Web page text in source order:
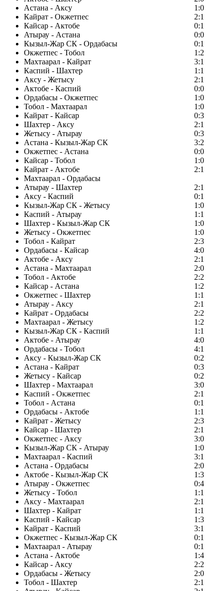
Астана - Аксу
1:0
Кайрат - Окжетпес
2:1
Кайсар - Актобе
0:1
Атырау - Астана
0:0
Кызыл-Жар СК - Ордабасы
0:1
Окжетпес - Тобол
1:2
Махтаарал - Кайрат
3:1
Каспий - Шахтер
1:1
Аксу - Жетысу
2:1
Актобе - Каспий
0:0
Ордабасы - Окжетпес
1:0
Тобол - Махтаарал
1:0
Кайрат - Кайсар
0:3
Шахтер - Аксу
2:1
Жетысу - Атырау
0:3
Астана - Кызыл-Жар СК
3:2
Окжетпес - Астана
0:0
Кайсар - Тобол
1:0
Кайрат - Актобе
2:1
Махтаарал - Ордабасы
Атырау - Шахтер
2:1
Аксу - Каспий
0:1
Кызыл-Жар СК - Жетысу
1:0
Каспий - Атырау
1:1
Шахтер - Кызыл-Жар СК
1:0
Жетысу - Окжетпес
1:0
Тобол - Кайрат
2:3
Ордабасы - Кайсар
4:0
Актобе - Аксу
2:1
Астана - Махтаарал
2:0
Тобол - Актобе
2:2
Кайсар - Астана
1:2
Окжетпес - Шахтер
1:1
Атырау - Аксу
2:1
Кайрат - Ордабасы
2:2
Махтаарал - Жетысу
1:2
Кызыл-Жар СК - Каспий
1:1
Актобе - Атырау
4:0
Ордабасы - Тобол
4:1
Аксу - Кызыл-Жар СК
0:2
Астана - Кайрат
0:3
Жетысу - Кайсар
0:2
Шахтер - Махтаарал
3:0
Каспий - Окжетпес
2:1
Тобол - Астана
0:1
Ордабасы - Актобе
1:1
Кайрат - Жетысу
2:3
Кайсар - Шахтер
2:1
Окжетпес - Аксу
3:0
Кызыл-Жар СК - Атырау
1:0
Махтаарал - Каспий
3:1
Астана - Ордабасы
2:0
Актобе - Кызыл-Жар СК
1:3
Атырау - Окжетпес
0:4
Жетысу - Тобол
1:1
Аксу - Махтаарал
2:1
Шахтер - Кайрат
1:1
Каспий - Кайсар
1:3
Кайрат - Каспий
3:1
Окжетпес - Кызыл-Жар СК
0:1
Махтаарал - Атырау
0:1
Астана - Актобе
1:4
Кайсар - Аксу
2:2
Ордабасы - Жетысу
2:0
Тобол - Шахтер
2:1